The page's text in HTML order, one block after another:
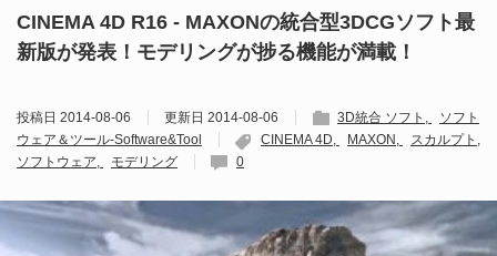
CINEMA 4D R16 - MAXONの統合型3DCGソフト最
新版が発表！モデリングが捗る機能が満載！
投稿日 2014-08-06 更新日 2014-08-06 3D統合 ソフト
ソフト
ウェア＆ツール-Software&Tool
CINEMA 4D MAXON
スカルプト
ソフトウェア
モデリング 0